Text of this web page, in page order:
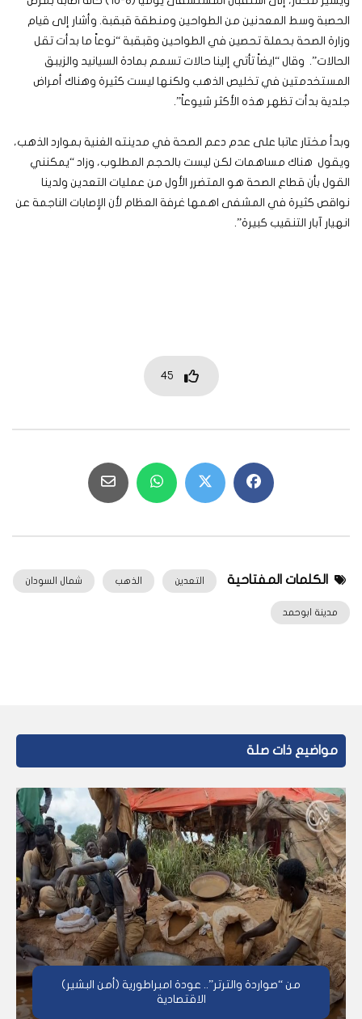
الحصبة وسط المعدنين من الطواحين ومنطقة قبقبة. وأشار إلى قيام
وزارة الصحة بحملة تحصين في الطواحين وقبقبة “نوعاً ما بدأت تقل
الحالات”. وقال “ايضاً تأتي إلينا حالات تسمم بمادة السيانيد والزيبق
المستخدمتين في تخليص الذهب ولكنها ليست كثيرة وهناك أمراض
جلدية بدأت تظهر هذه الأكثر شيوعاً”.
وبدأ مختار عاتبا على عدم دعم الصحة في مدينته الغنية بموارد الذهب،
ويقول هناك مساهمات لكن ليست بالحجم المطلوب، وزاد “يمكنني
القول بأن قطاع الصحة هو المتضرر الأول من عمليات التعدين ولدينا
نواقص كثيرة في المشفى اهمها غرفة العظام لأن الإصابات الناجمة عن
انهيار آبار التنقيب كبيرة”.
45
الكلمات المفتاحية التعدين الذهب شمال السودان
مدينة ابوحمد
مواضيع ذات صلة
من “صواردة والترتر”.. عودة امبراطورية (أمن البشير)
الاقتصادية